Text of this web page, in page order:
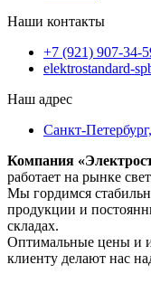
Наши контакты
+7 (921) 907-34-
elektrostandard-
Наш адрес
Санкт-
Компания
работает на рынке
Мы гордимся
продукции и
складах.
Оптимальные цены и
клиенту делают нас